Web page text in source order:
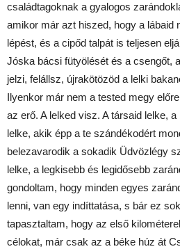
családtagoknak a gyalogos
amikor már azt hiszed, hogy a lábaid
lépést, és a cipőd talpát is teljesen
Jóska bácsi fütyölését és a csengőt,
jelzi, felállsz, újrakötözöd a lelki
Ilyenkor már nem a tested megy
az erő. A lelked visz. A társaid lelke,
lelke, akik épp a te szándékodért
belezavarodik a sokadik Üdvözlégy
lelke, a legkisebb és legidősebb
gondoltam, hogy minden egyes
lenni, van egy indíttatása, s bár ez
tapasztaltam, hogy az első
célokat, már csak az a béke húz át